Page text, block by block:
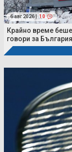
6 авг 2026 | 10
Крайно време
говори за България